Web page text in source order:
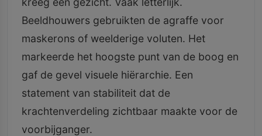
Beeldhouwers gebruikten de agraffe voor
maskerons of weelderige voluten. Het
markeerde het hoogste punt van de boog en
gaf de gevel visuele hiërarchie. Een
statement van stabiliteit dat de
krachtenverdeling zichtbaar maakte voor de
voorbijganger.